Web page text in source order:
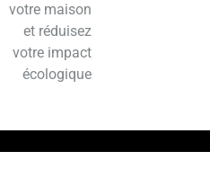
votre maison
et réduisez
votre impact
écologique